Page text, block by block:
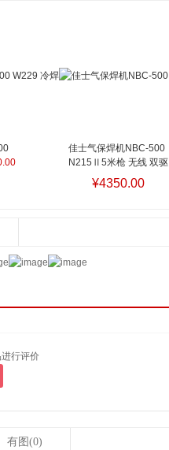
佳士气保焊机NBC-500
N215Ⅱ5米枪 无线 双驱
4350.00
¥4350.00
行评价
有图(0)